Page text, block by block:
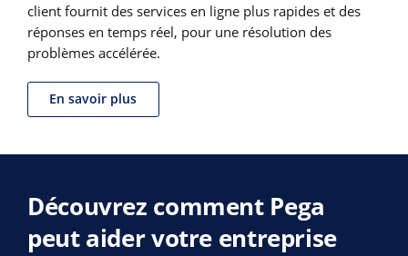
client fournit des services en ligne plus rapides et des
réponses en temps réel, pour une résolution des
problèmes accélérée.
En savoir plus
Découvrez comment Pega
peut aider votre entreprise